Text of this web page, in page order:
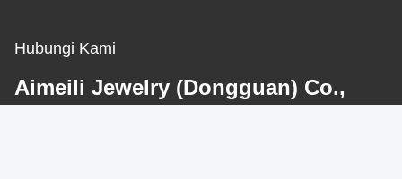
Hubungi Kami
Aimeili Jewelry (Dongguan) Co.,